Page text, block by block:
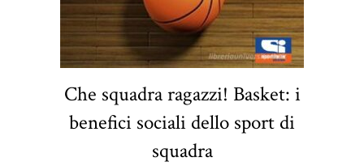
Che squadra ragazzi! Basket: i
benefici sociali dello sport di
squadra